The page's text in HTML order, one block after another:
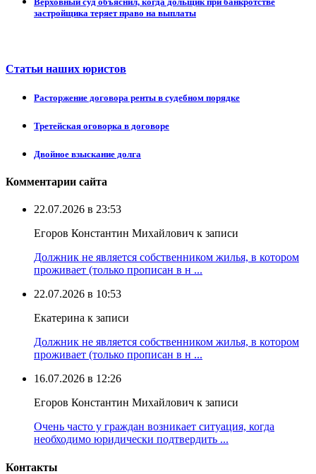
застройщика теряет право на выплаты
Статьи наших юристов
Расторжение договора ренты в судебном порядке
Третейская оговорка в договоре
Двойное взыскание долга
Комментарии сайта
22.07.2026 в 23:53
Егоров Константин Михайлович к записи
Должник не является собственником жилья, в котором
проживает (только прописан в н ...
22.07.2026 в 10:53
Екатерина к записи
Должник не является собственником жилья, в котором
проживает (только прописан в н ...
16.07.2026 в 12:26
Егоров Константин Михайлович к записи
Очень часто у граждан возникает ситуация, когда
необходимо юридически подтвердить ...
Контакты